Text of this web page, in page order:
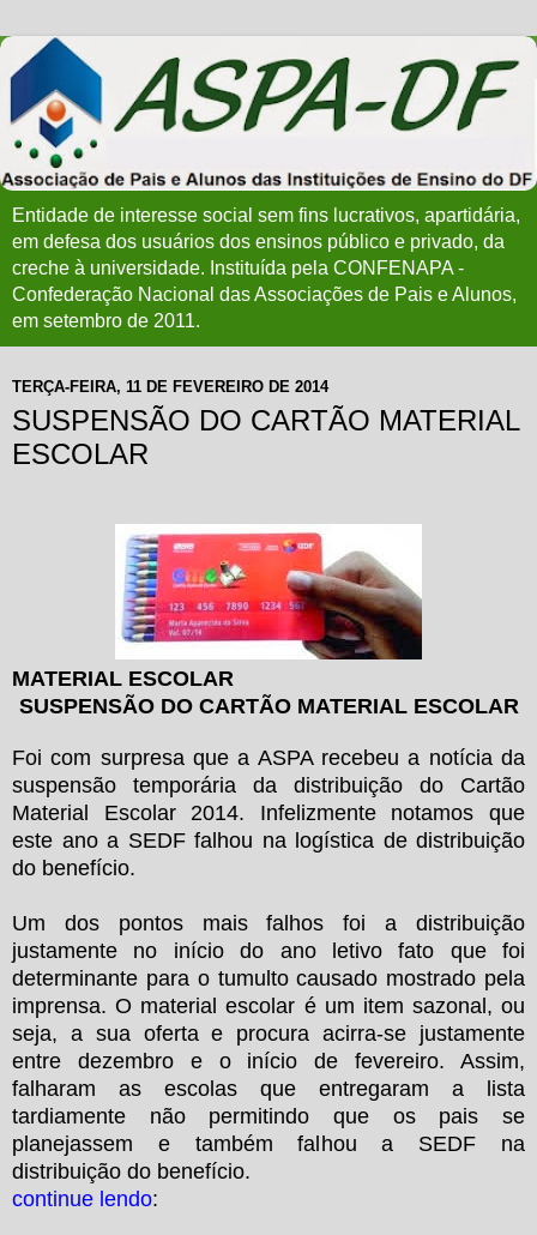
Entidade de interesse social sem fins lucrativos, apartidária,
em defesa dos usuários dos ensinos público e privado, da
creche à universidade. Instituída pela CONFENAPA -
Confederação Nacional das Associações de Pais e Alunos,
em setembro de 2011.
TERÇA-FEIRA, 11 DE FEVEREIRO DE 2014
SUSPENSÃO DO CARTÃO MATERIAL
ESCOLAR
MATERIAL ESCOLAR
SUSPENSÃO DO CARTÃO MATERIAL ESCOLAR
Foi com surpresa que a ASPA recebeu a notícia da
suspensão temporária da distribuição do Cartão
Material Escolar 2014. Infelizmente notamos que
este ano a SEDF falhou na logística de distribuição
do benefício.
Um dos pontos mais falhos foi a distribuição
justamente no início do ano letivo fato que foi
determinante para o tumulto causado mostrado pela
imprensa. O material escolar é um item sazonal, ou
seja, a sua oferta e procura acirra-se justamente
entre dezembro e o início de fevereiro. Assim,
falharam as escolas que entregaram a lista
tardiamente não permitindo que os pais se
planejassem e também falhou a SEDF na
distribuição do benefício.
continue lendo: